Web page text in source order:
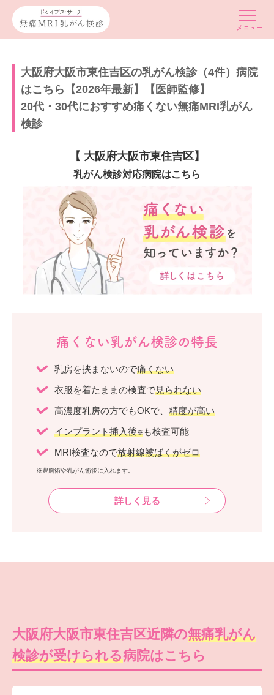
大阪府大阪市東住吉区の乳がん検診（4件）病院
はこちら【2026年最新】【医師監修】
20代・30代におすすめ痛くない無痛MRI乳がん
検診
【 大阪府大阪市東住吉区】
乳がん検診対応病院はこちら
痛くない乳がん検診の特長
乳房を挟まないので痛くない
衣服を着たままの検査で見られない
高濃度乳房の方でもOKで、 精度が高い
インプラント挿入後※ も検査可能
MRI検査なので放射線被ばくがゼロ
※豊胸術や乳がん術後に入れます。
詳しく見る
大阪府大阪市東住吉区近隣の無痛乳がん
検診が受けられる病院はこちら